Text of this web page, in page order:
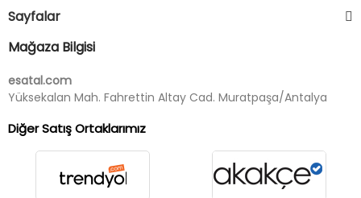
Sayfalar
Mağaza Bilgisi
esatal.com
Yüksekalan Mah. Fahrettin Altay Cad. Muratpaşa/Antalya
Diğer Satış Ortaklarımız